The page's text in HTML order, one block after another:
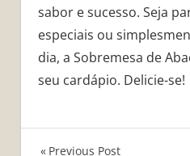
sabor e sucesso. Seja
especiais ou
dia, a Sobremesa de
seu cardápio. Delicie-se!
Previous Post